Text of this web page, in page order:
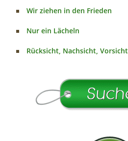
Wir ziehen in den Frieden
Nur ein Lächeln
Rücksicht, Nachsicht, Vorsicht